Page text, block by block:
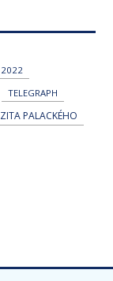
TELEGRAPH
PALACKÉHO